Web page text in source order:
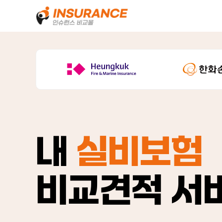
내 실비보험
비교견적 서